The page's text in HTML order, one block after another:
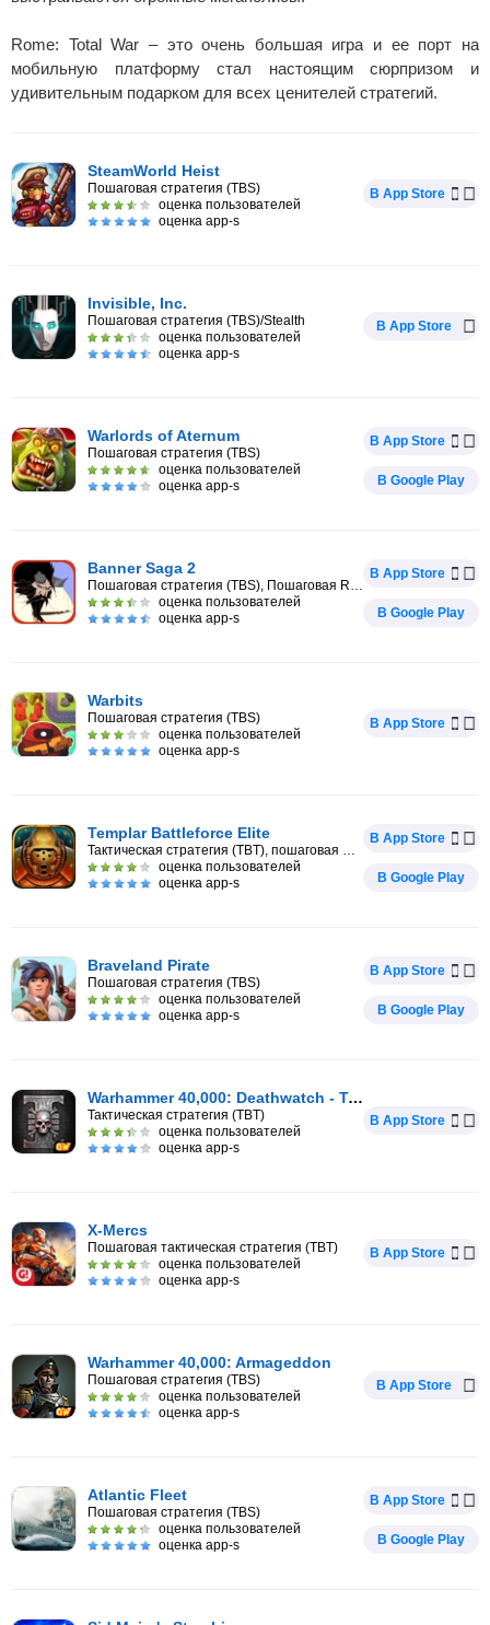
Rome: Total War – это очень большая игра и ее порт на
мобильную платформу стал настоящим сюрпризом и
удивительным подарком для всех ценителей стратегий.
SteamWorld Heist
Пошаговая стратегия (TBS)
оценка пользователей
оценка app-s
В App Store
Invisible, Inc.
Пошаговая стратегия (TBS)/Stealth
оценка пользователей
оценка app-s
В App Store
Warlords of Aternum
Пошаговая стратегия (TBS)
оценка пользователей
оценка app-s
В App Store
В Google Play
Banner Saga 2
Пошаговая стратегия (TBS), Пошаговая RPG
оценка пользователей
оценка app-s
В App Store
В Google Play
Warbits
Пошаговая стратегия (TBS)
оценка пользователей
оценка app-s
В App Store
Templar Battleforce Elite
Тактическая стратегия (TBT), пошаговая RPG
оценка пользователей
оценка app-s
В App Store
В Google Play
Braveland Pirate
Пошаговая стратегия (TBS)
оценка пользователей
оценка app-s
В App Store
В Google Play
Warhammer 40,000: Deathwatch - Tyranid Inv
Тактическая стратегия (TBT)
оценка пользователей
оценка app-s
В App Store
X-Mercs
Пошаговая тактическая стратегия (TBT)
оценка пользователей
оценка app-s
В App Store
Warhammer 40,000: Armageddon
Пошаговая стратегия (TBS)
оценка пользователей
оценка app-s
В App Store
Atlantic Fleet
Пошаговая стратегия (TBS)
оценка пользователей
оценка app-s
В App Store
В Google Play